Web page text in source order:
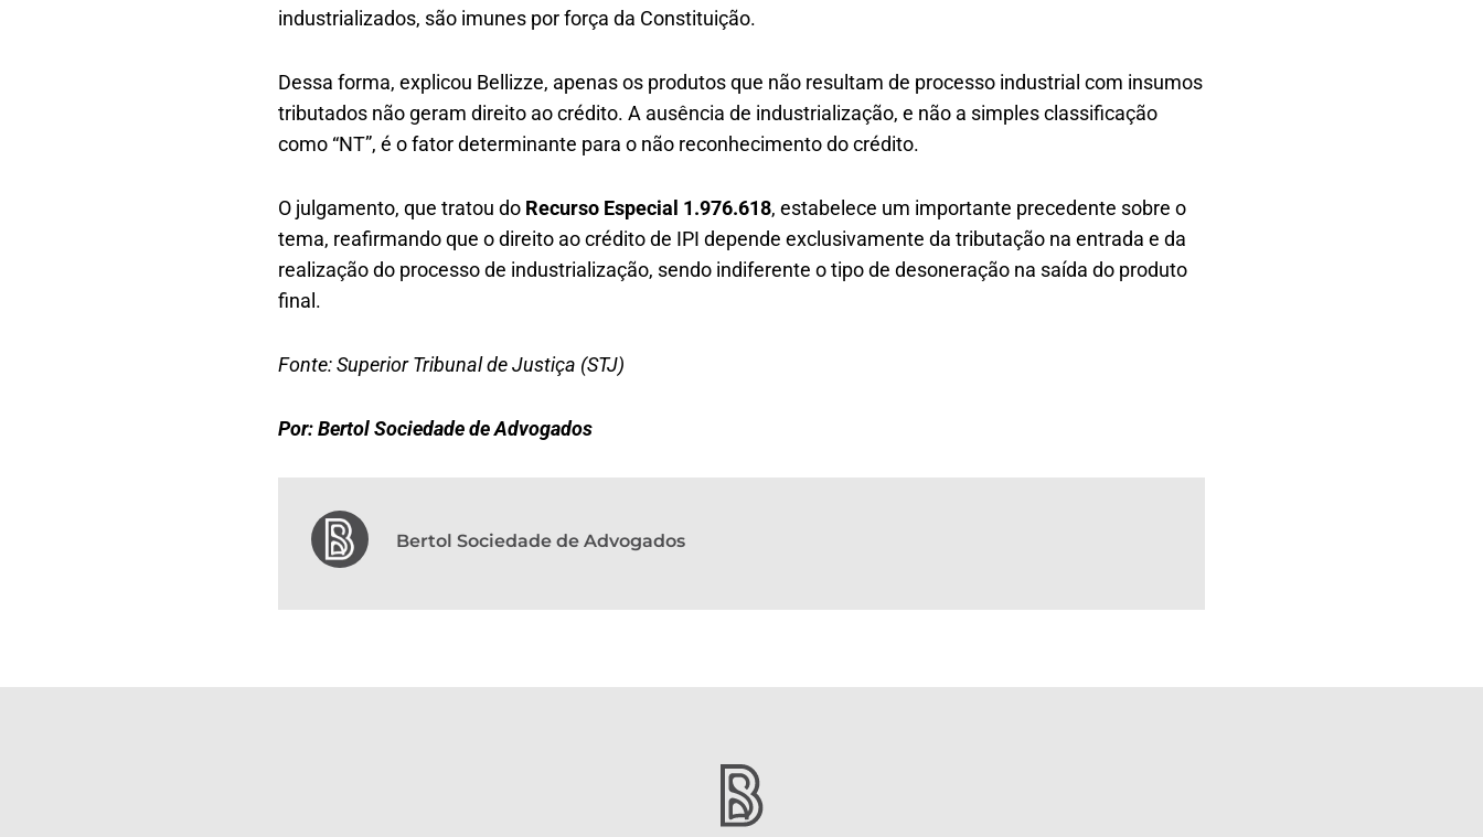
industrializados, são imunes por força da Constituição.
Dessa forma, explicou Bellizze, apenas os produtos que não resultam de processo industrial com insumos
tributados não geram direito ao crédito. A ausência de industrialização, e não a simples classificação
como “NT”, é o fator determinante para o não reconhecimento do crédito.
O julgamento, que tratou do Recurso Especial 1.976.618, estabelece um importante precedente sobre o
tema, reafirmando que o direito ao crédito de IPI depende exclusivamente da tributação na entrada e da
realização do processo de industrialização, sendo indiferente o tipo de desoneração na saída do produto
final.
Fonte: Superior Tribunal de Justiça (STJ)
Por: Bertol Sociedade de Advogados
Bertol Sociedade de Advogados